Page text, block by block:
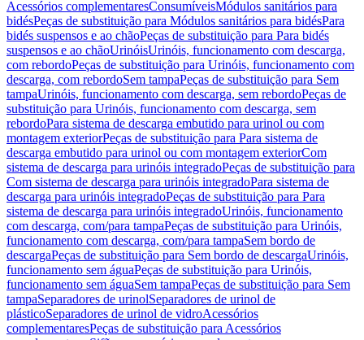
Acessórios complementaresConsumíveisMódulos sanitários para
bidésPeças de substituição para Módulos sanitários para bidésPara
bidés suspensos e ao chãoPeças de substituição para Para bidés
suspensos e ao chãoUrinóisUrinóis, funcionamento com descarga,
com rebordoPeças de substituição para Urinóis, funcionamento com
descarga, com rebordoSem tampaPeças de substituição para Sem
tampaUrinóis, funcionamento com descarga, sem rebordoPeças de
substituição para Urinóis, funcionamento com descarga, sem
rebordoPara sistema de descarga embutido para urinol ou com
montagem exteriorPeças de substituição para Para sistema de
descarga embutido para urinol ou com montagem exteriorCom
sistema de descarga para urinóis integradoPeças de substituição para
Com sistema de descarga para urinóis integradoPara sistema de
descarga para urinóis integradoPeças de substituição para Para
sistema de descarga para urinóis integradoUrinóis, funcionamento
com descarga, com/para tampaPeças de substituição para Urinóis,
funcionamento com descarga, com/para tampaSem bordo de
descargaPeças de substituição para Sem bordo de descargaUrinóis,
funcionamento sem águaPeças de substituição para Urinóis,
funcionamento sem águaSem tampaPeças de substituição para Sem
tampaSeparadores de urinolSeparadores de urinol de
plásticoSeparadores de urinol de vidroAcessórios
complementaresPeças de substituição para Acessórios